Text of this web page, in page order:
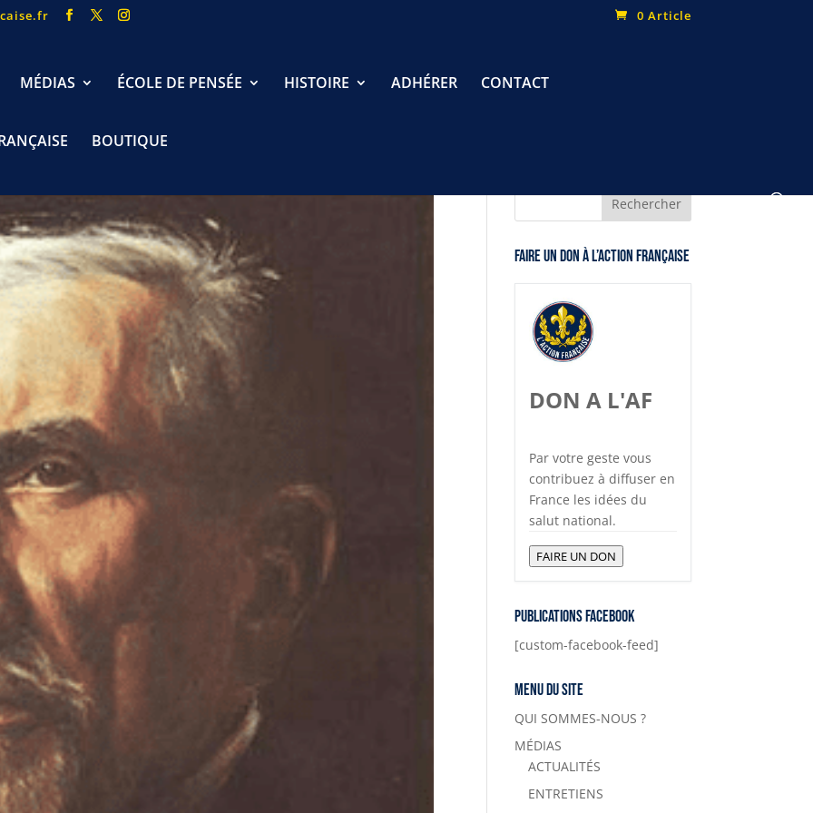
0 Article
MÉDIAS ÉCOLE DE PENSÉE HISTOIRE ADHÉRER CONTACT
BOUTIQUE
Faire un don à l’Action Française
DON A L'AF
Par votre geste vous
contribuez à diffuser en
France les idées du
salut national.
FAIRE UN DON
Publications Facebook
[custom-facebook-feed]
Menu du site
QUI SOMMES-NOUS ?
MÉDIAS
ACTUALITÉS
ENTRETIENS